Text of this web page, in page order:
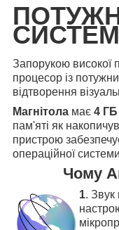
Запорукою високої
процесор із
відтворення
Магнітола має 4 ГБ
пам'яті як
пристрою
операційної
Чому
1. Звук